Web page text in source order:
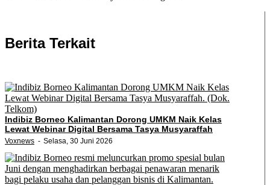
Berita Terkait
Indibiz Borneo Kalimantan Dorong UMKM Naik Kelas
Lewat Webinar Digital Bersama Tasya Musyaraffah
Voxnews Selasa, 30 Juni 2026